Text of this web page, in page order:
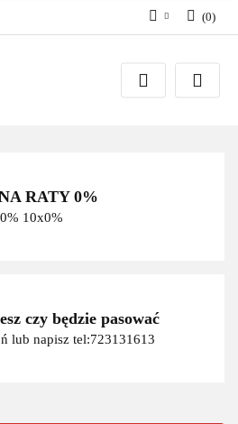
Zaloguj się
Zarejestruj się
(0)
RATY 0%
10x0%
czy będzie pasować
lub napisz tel:723131613